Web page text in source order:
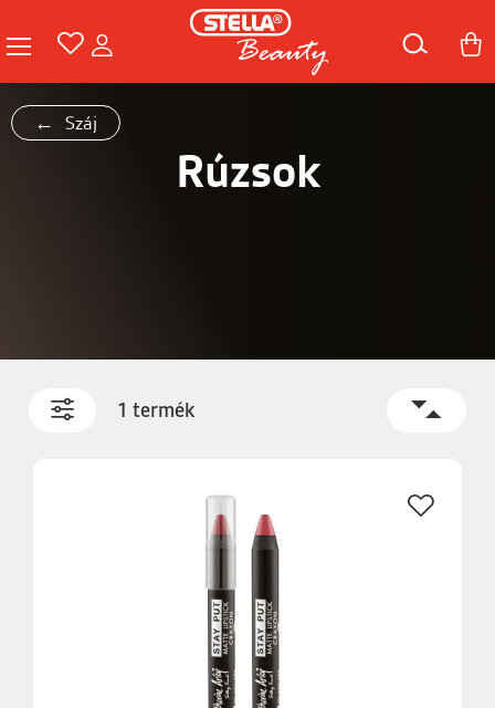
Száj
Rúzsok
1 termék